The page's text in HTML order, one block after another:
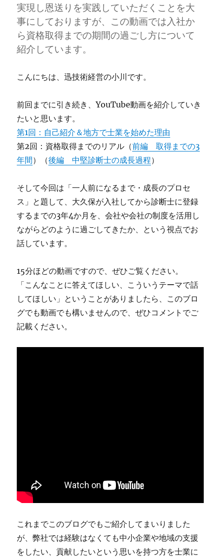
実現し恩送りを実践していただくことを大
事にしておりますが、この動画では入社か
ら資格取得までの期間の過ごし方について
紹介しています。
こんにちは、迅技術経営の小川です。
前回までに引き続き、YouTube動画を紹介していき
たいと思います。
第1回：自己紹介＆地方で士業を始めた理由
第2回：資格取得までのリアル（前編 取得までの3
年間）（後編 中堅診断士の成長過程）
そして今回は「一人前になるまで・成長のプロセ
ス」と題して、大久保が入社してから診断士に登録
するまでの3年4か月を、会社や会社の制度を活用し
ながらどのように過ごしてきたか、という視点でお
話しています。
15分ほどの動画ですので、ぜひご覧ください。
「こんなことに答えてほしい、こういうテーマで話
してほしい」ということがありましたら、このブロ
グでも動画でも構いませんので、ぜひコメントでご
記載ください。
これまでこのブログでもご紹介してまいりました
が、弊社では経験はなくても中小企業や地域の支援
をしたい、貢献したいという思いを持つ方を士業に